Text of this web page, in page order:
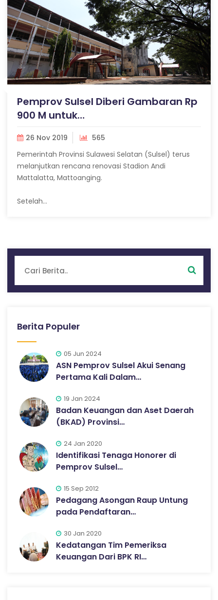
Pemprov Sulsel Diberi Gambaran Rp
900 M untuk…
26 Nov 2019
565
Pemerintah Provinsi Sulawesi Selatan (Sulsel) terus
melanjutkan rencana renovasi Stadion Andi
Mattalatta, Mattoanging.
Setelah…
Berita Populer
05 Jun 2024
ASN Pemprov Sulsel Akui Senang
Pertama Kali Dalam…
19 Jan 2024
Badan Keuangan dan Aset Daerah
(BKAD) Provinsi…
24 Jan 2020
Identifikasi Tenaga Honorer di
Pemprov Sulsel…
15 Sep 2012
Pedagang Asongan Raup Untung
pada Pendaftaran…
30 Jan 2020
Kedatangan Tim Pemeriksa
Keuangan Dari BPK RI…